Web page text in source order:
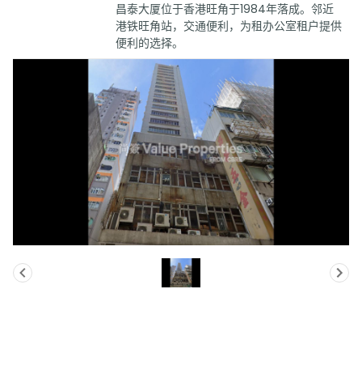
昌泰大厦位于香港旺角于1984年落成。邻近
港铁旺角站，交通便利，为租办公室租户提供
便利的选择。